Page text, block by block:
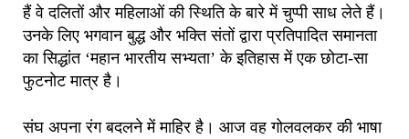
हैं वे दलितों और महिलाओं की स्थिति के बारे में चुप्पी साध लेते हैं।
उनके लिए भगवान बुद्ध और भक्ति संतों द्वारा प्रतिपादित समानता
का सिद्धांत ‘महान भारतीय सभ्यता’ के इतिहास में एक छोटा-सा
फुटनोट मात्र है।
संघ अपना रंग बदलने में माहिर है। आज वह गोलवलकर की भाषा